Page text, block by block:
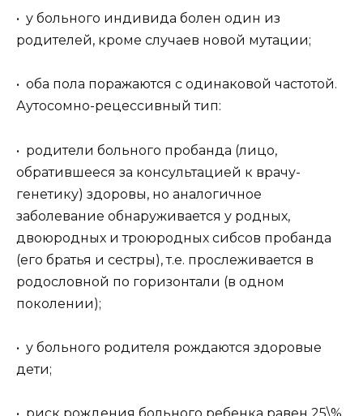
• у больного индивида болен один из
родителей, кроме случаев новой мутации;
• оба пола поражаются с одинаковой частотой.
Аутосомно-рецессивный тип:
• родители больного пробанда (лицо,
обратившееся за консультацией к врачу-
генетику) здоровы, но аналогичное
заболевание обнаруживается у родных,
двоюродных и троюродных сибсов пробанда
(его братья и сестры), т.е. прослеживается в
родословной по горизонтали (в одном
поколении);
• у больного родителя рождаются здоровые
дети;